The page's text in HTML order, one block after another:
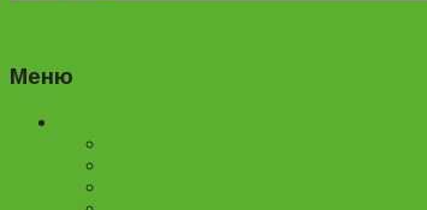
Меню